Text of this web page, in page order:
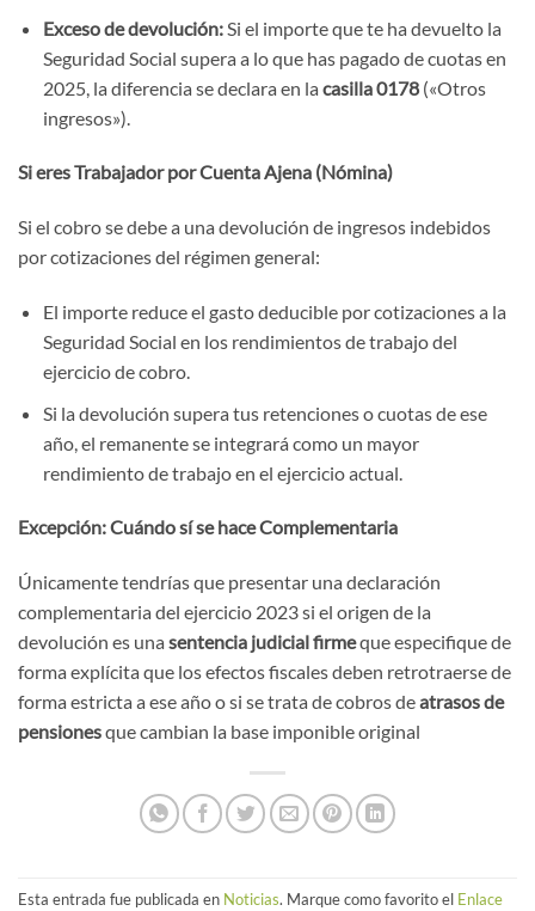
Exceso de devolución:Si el importe que te ha devuelto la
Seguridad Social supera a lo que has pagado de cuotas en
2025, la diferencia se declara en la casilla 0178(«Otros
ingresos»).
Si eres Trabajador por Cuenta Ajena (Nómina)
Si el cobro se debe a una devolución de ingresos indebidos
por cotizaciones del régimen general:
El importe reduce el gasto deducible por cotizaciones a la
Seguridad Social en los rendimientos de trabajo del
ejercicio de cobro.
Si la devolución supera tus retenciones o cuotas de ese
año, el remanente se integrará como un mayor
rendimiento de trabajo en el ejercicio actual.
Excepción: Cuándo sí se hace Complementaria
Únicamente tendrías que presentar una declaración
complementaria del ejercicio 2023 si el origen de la
devolución es una sentencia judicial firmeque especifique de
forma explícita que los efectos fiscales deben retrotraerse de
forma estricta a ese año o si se trata de cobros deatrasos de
pensionesque cambian la base imponible original
Esta entrada fue publicada en Noticias. Marque como favorito el Enlace